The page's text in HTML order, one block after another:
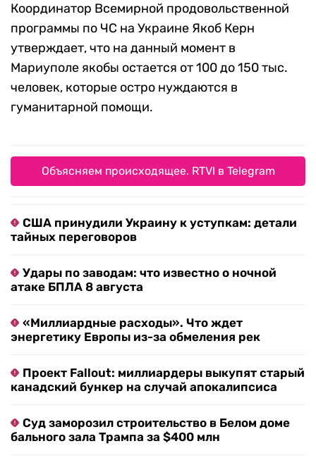
Координатор Всемирной продовольственной
программы по ЧС на Украине Якоб Керн
утверждает, что на данный момент в
Мариуполе якобы остается от 100 до 150 тыс.
человек, которые остро нуждаются в
гуманитарной помощи.
Объясняем происходящее. RTVI в Telegram
США принудили Украину к уступкам: детали
тайных переговоров
Удары по заводам: что известно о ночной
атаке БПЛА 8 августа
«Миллиардные расходы». Что ждет
энергетику Европы из-за обмеления рек
Проект Fallout: миллиардеры выкупят старый
канадский бункер на случай апокалипсиса
Суд заморозил строительство в Белом доме
бального зала Трампа за $400 млн